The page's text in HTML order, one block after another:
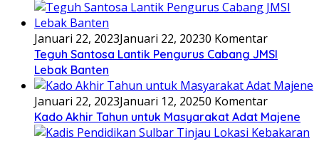
Januari 22, 2023Januari 22, 20230 Komentar
Teguh Santosa Lantik Pengurus Cabang JMSI
Lebak Banten
Januari 22, 2023Januari 12, 20250 Komentar
Kado Akhir Tahun untuk Masyarakat Adat Majene